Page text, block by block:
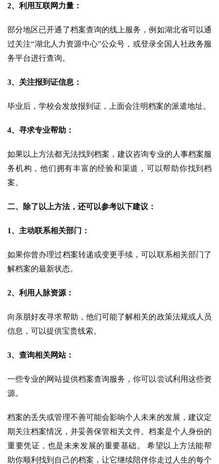
2、利用互联网力量：
部分地区已开通了档案查询的线上服务，例如湖北省可以通
过关注“湖北人力资源中心”公众号，或登录全国人社政务服
务平台进行查询。
3、关注报到证信息：
毕业后，学校会发放报到证，上面会注明档案的派遣地址。
4、寻求专业帮助：
如果以上方法都无法找到档案，建议咨询专业的人事档案服
务机构，他们拥有丰富的经验和渠道，可以帮助你找到档
案。
二、除了以上方法，还可以参考以下建议：
1、主动联系相关部门：
如果你曾办理过档案转递或变更手续，可以联系相关部门了
解档案的最新状态。
2、利用人脉资源：
向亲朋好友寻求帮助，他们可能了解相关的政策法规或人员
信息，可以提供宝贵线索。
3、 查询相关网站：
一些专业的网站提供档案查询服务，你可以尝试利用这些资
源。
档案的丢失或管理不善可能会影响个人未来的发展，建议定
期关注档案情况，并妥善保管相关文件。档案是个人身份的
重要凭证，也是未来发展的重要基础。 希望以上方法能帮
助你顺利找到自己的档案，让它继续陪伴你走过人生的每个